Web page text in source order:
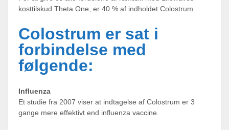
kosttilskud Theta One, er 40 % af indholdet Colostrum.
Colostrum er sat i
forbindelse med
følgende:
Influenza
Et studie fra 2007 viser at indtagelse af Colostrum er 3
gange mere effektivt end influenza vaccine.